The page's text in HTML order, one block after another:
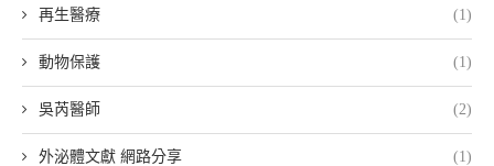
再生醫療 (1)
動物保護 (1)
吳芮醫師 (2)
外泌體文獻 網路分享 (1)